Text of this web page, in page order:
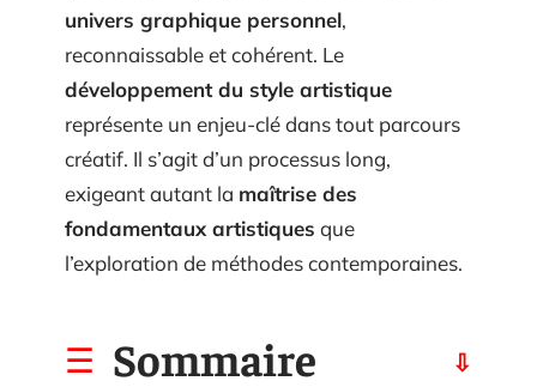
univers graphique personnel,
reconnaissable et cohérent. Le
développement du style artistique
représente un enjeu-clé dans tout parcours
créatif. Il s’agit d’un processus long,
exigeant autant la maîtrise des
fondamentaux artistiques que
l’exploration de méthodes contemporaines.
Sommaire